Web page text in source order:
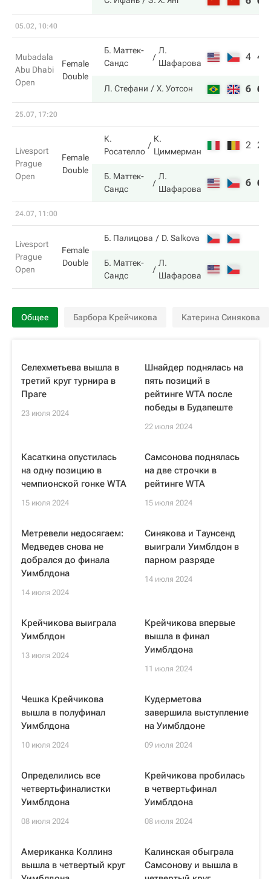
05.02, 10:40
Mubadala
Abu Dhabi
Open
Female
Double
Б. Маттек-
Сандс
Л.
Шафарова
4 4
Л. Стефани Х. Уотсон 6 6
25.07, 17:20
Livesport
Prague
Open
Female
Double
К.
Росателло
К.
Циммерман
2 2
Б. Маттек-
Сандс
Л.
Шафарова
6 6
24.07, 11:00
Livesport
Prague
Open
Female
Double
Б. Палицова D. Salkova
Б. Маттек-
Сандс
Л.
Шафарова
Общее Барбора Крейчикова Катерина Синякова
Селехметьева вышла в
третий круг турнира в
Праге
23 июля 2024
Шнайдер поднялась на
пять позиций в
рейтинге WTA после
победы в Будапеште
22 июля 2024
Касаткина опустилась
на одну позицию в
чемпионской гонке WTA
15 июля 2024
Самсонова поднялась
на две строчки в
рейтинге WTA
15 июля 2024
Метревели недосягаем:
Медведев снова не
добрался до финала
Уимблдона
14 июля 2024
Синякова и Таунсенд
выиграли Уимблдон в
парном разряде
14 июля 2024
Крейчикова выиграла
Уимблдон
13 июля 2024
Крейчикова впервые
вышла в финал
Уимблдона
11 июля 2024
Чешка Крейчикова
вышла в полуфинал
Уимблдона
10 июля 2024
Кудерметова
завершила выступление
на Уимблдоне
09 июля 2024
Определились все
четвертьфиналистки
Уимблдона
08 июля 2024
Крейчикова пробилась
в четвертьфинал
Уимблдона
08 июля 2024
Американка Коллинз
вышла в четвертый круг
Калинская обыграла
Самсонову и вышла в